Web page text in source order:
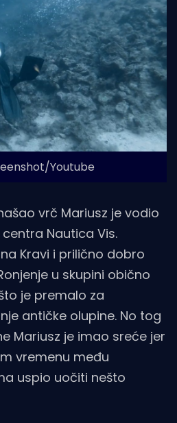
Youtube
vrč Mariusz je vodio
Nautica Vis.
Kravi i prilično dobro
u skupini obično
je premalo za
antičke olupine. No tog
Mariusz je imao sreće jer
vremenu među
uspio uočiti nešto